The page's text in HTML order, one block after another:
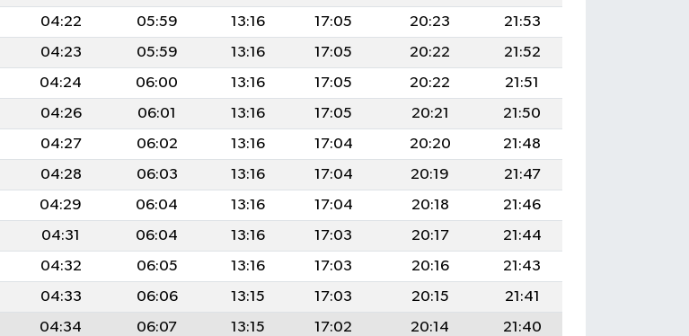
04:22 05:59 13:16 17:05 20:23
21:53
04:23 05:59 13:16 17:05 20:22
21:52
04:24 06:00 13:16 17:05 20:22
21:51
04:26 06:01 13:16 17:05 20:21
21:50
04:27 06:02 13:16 17:04 20:20
21:48
04:28 06:03 13:16 17:04 20:19
21:47
04:29 06:04 13:16 17:04 20:18
21:46
04:31 06:04 13:16 17:03 20:17
21:44
04:32 06:05 13:16 17:03 20:16
21:43
04:33 06:06 13:15 17:03 20:15
21:41
04:34 06:07 13:15 17:02 20:14
21:40